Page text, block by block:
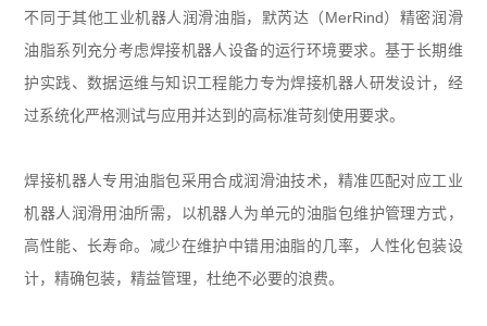
不同于其他工业机器人润滑油脂，默芮达（MerRind）精密润滑
油脂系列充分考虑焊接机器人设备的运行环境要求。基于长期维
护实践、数据运维与知识工程能力专为焊接机器人研发设计，经
过系统化严格测试与应用并达到的高标准苛刻使用要求。
焊接机器人专用油脂包采用合成润滑油技术，精准匹配对应工业
机器人润滑用油所需，以机器人为单元的油脂包维护管理方式，
高性能、长寿命。减少在维护中错用油脂的几率，人性化包装设
计，精确包装，精益管理，杜绝不必要的浪费。